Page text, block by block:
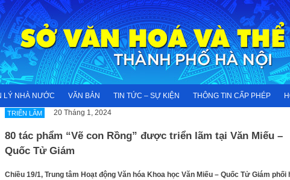
LÝ NHÀ NƯỚC VĂN BẢN TIN TỨC – SỰ KIỆN THÔNG TIN CẤP PHÉP
TRIỂN LÃM 20 Tháng 1, 2024
80 tác phẩm “Vẽ con Rồng” được triển lãm tại Văn Miếu –
Quốc Tử Giám
Chiều 19/1, Trung tâm Hoạt động Văn hóa Khoa học Văn Miếu – Quốc Tử Giám phối